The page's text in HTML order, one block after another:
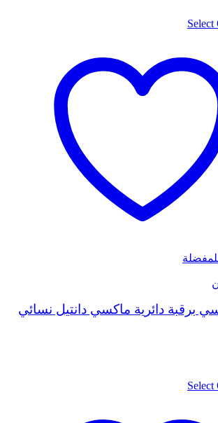
Select
برقبة دائرية ماكسي دانتيل نسائي
Select